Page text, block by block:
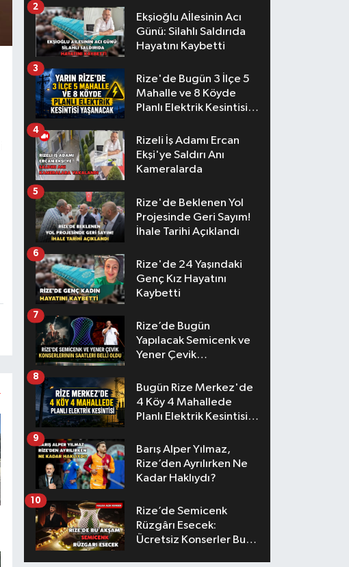
Ekşioğlu Aİlesinin Acı
Günü: Silahlı Saldırıda
Hayatını Kaybetti
2
Rize'de Bugün 3 İlçe 5
Mahalle ve 8 Köyde
Planlı Elektrik Kesintisi
3
Rizeli İş Adamı Ercan
Ekşi'ye Saldırı Anı
Kameralarda
4
Rize'de Beklenen Yol
Projesinde Geri Sayım!
İhale Tarihi Açıklandı
5
Rize'de 24 Yaşındaki
Genç Kız Hayatını
Kaybetti
6
Rize’de Bugün
Yapılacak Semicenk ve
Yener Çevik
Belli Oldu
7
Bugün Rize Merkez'de
4 Köy 4 Mahallede
Planlı Elektrik Kesintisi
8
Barış Alper Yılmaz,
Rize’den Ayrılırken Ne
Kadar Haklıydı?
9
Rize’de Semicenk
Rüzgârı Esecek:
Ücretsiz Konserler Bu
10